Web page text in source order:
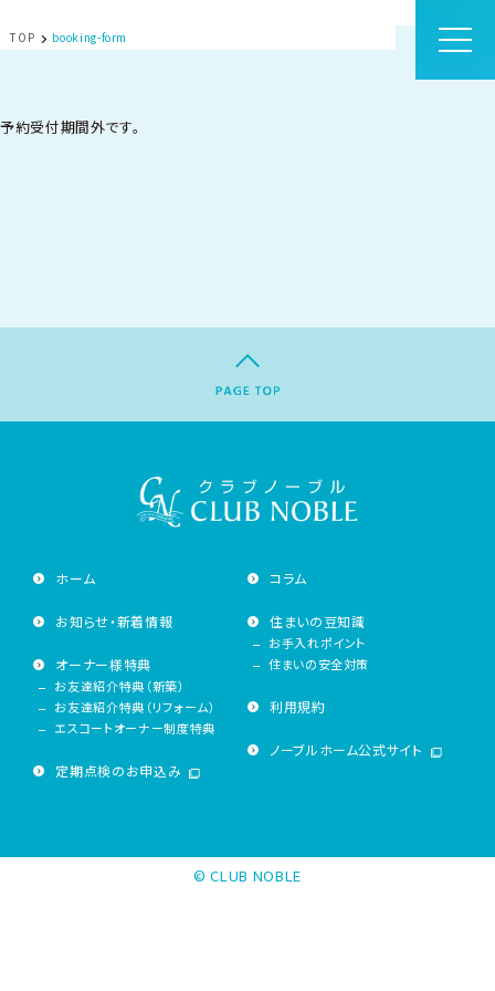
TOP booking-form
予約受付期間外です。
ホーム
お知らせ・新着情報
オーナー様特典
お友達紹介特典（新築）
お友達紹介特典（リフォーム）
エスコートオーナー制度特典
定期点検のお申込み
コラム
住まいの豆知識
お手入れポイント
住まいの安全対策
利用規約
ノーブルホーム公式サイト
© CLUB NOBLE